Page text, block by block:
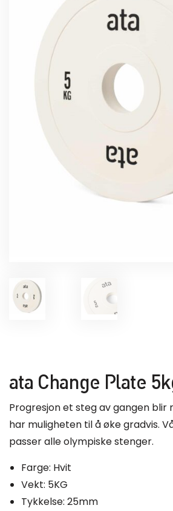
ata Change Plate
Progresjon et steg av gangen blir
har muligheten til å øke gradvis.
passer alle olympiske stenger.
Farge: Hvit
Vekt: 5KG
Tykkelse: 25mm